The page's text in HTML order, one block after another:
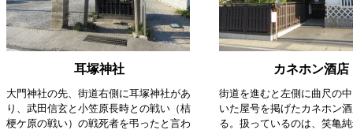
耳塚神社 カネホン酒店
大門神社の先、街道右側に耳塚神社があ
り、武田信玄と小笠原長時との戦い（桔
梗ケ原の戦い）の戦死者を弔ったと言わ
街道を進むと左側に曲尺の
いた屋号を掲げたカネホン
る。扱っているのは、笑亀